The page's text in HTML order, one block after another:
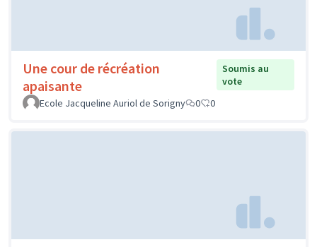
Une cour de récréation
apaisante
Soumis au
vote
Ecole Jacqueline Auriol de Sorigny
0 0